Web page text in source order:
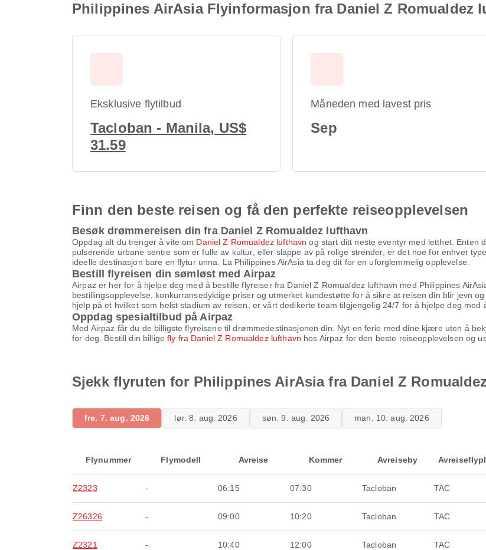
Philippines AirAsia Flyinformasjon fra Daniel Z Romualdez
Eksklusive flytilbud
Tacloban - Manila, US$
31.59
Måneden med lavest pris
Sep
Finn den beste reisen og få den perfekte reiseopplevelsen
Besøk drømmereisen din fra Daniel Z Romualdez lufthavn
Oppdag alt du trenger å vite om Daniel Z Romualdez lufthavn og start ditt neste eventyr med letthet. Enten
pulserende urbane sentre som er fulle av kultur, eller slappe av på rolige strender, er det noe for enhver
ideelle destinasjon bare en flytur unna. La Philippines AirAsia ta deg dit for en uforglemmelig opplevelse.
Bestill flyreisen din sømløst med Airpaz
Airpaz er her for å hjelpe deg med å bestille flyreiser fra Daniel Z Romualdez lufthavn med Philippines
bestillingsopplevelse, konkurransedyktige priser og utmerket kundestøtte for å sikre at reisen din blir jevn
hjelp på et hvilket som helst stadium av reisen, er vårt dedikerte team tilgjengelig 24/7 for å hjelpe deg med
Oppdag spesialtilbud på Airpaz
Med Airpaz får du de billigste flyreisene til drømmedestinasjonen din. Nyt en ferie med dine kjære uten å
for deg. Bestill din billigefly fra Daniel Z Romualdez lufthavn hos Airpaz for den beste reiseopplevelsen og
Sjekk flyruten for Philippines AirAsia fra Daniel Z
fre. 7. aug. 2026 lør. 8. aug. 2026 søn. 9. aug. 2026 man. 10. aug. 2026
Flynummer Flymodell Avreise Kommer Avreiseby
Z2323 - 06:15 07:30 Tacloban TAC
Z26326 - 09:00 10:20 Tacloban TAC
Z2321 - 10:40 12:00 Tacloban TAC